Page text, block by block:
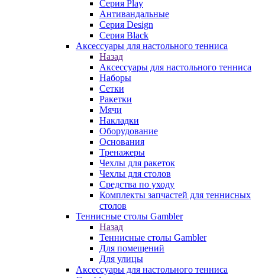
Серия Play
Антивандальные
Серия Design
Серия Black
Аксессуары для настольного тенниса
Назад
Аксессуары для настольного тенниса
Наборы
Сетки
Ракетки
Мячи
Накладки
Оборудование
Основания
Тренажеры
Чехлы для ракеток
Чехлы для столов
Средства по уходу
Комплекты запчастей для теннисных
столов
Теннисные столы Gambler
Назад
Теннисные столы Gambler
Для помещений
Для улицы
Аксессуары для настольного тенниса